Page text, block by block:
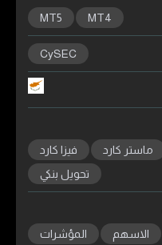
MT4
MT5
CySEC
ماستر كارد
فيزا كارد
تحويل بنكي
الاسهم المؤشرات